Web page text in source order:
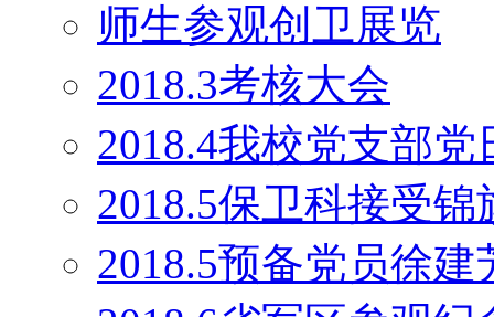
师生参观创卫展览
2018.3考核大会
2018.4我校党支部党
2018.5保卫科接受锦
2018.5预备党员徐